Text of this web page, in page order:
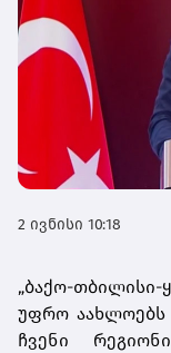
2 ივნისი 10:18
„ბაქო-
უფრო აახლოებს
ჩვენი